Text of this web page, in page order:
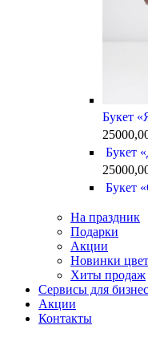
Букет
Букет
Букет
На праздник
Подарки
Акции
Новинки
Хиты продаж
Cервисы для
Акции
Контакты